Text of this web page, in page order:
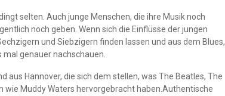
selten. Auch junge Menschen, die ihre Musik noch
noch geben. Wenn sich die Einflüsse der jungen
und Siebzigern finden lassen und aus dem Blues,
genauer nachschauen.
aus Hannover, die sich dem stellen, was The Beatles, The
wie Muddy Waters hervorgebracht haben.Authentische